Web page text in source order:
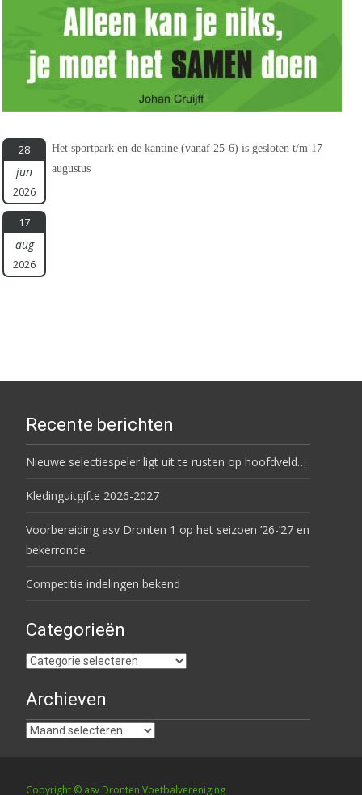
28
jun
2026
17
aug
2026
Het sportpark en de kantine (vanaf 25-6) is gesloten t/m 17
augustus
Recente berichten
Nieuwe selectiespeler ligt uit te rusten op hoofdveld…
Kledinguitgifte 2026-2027
Voorbereiding asv Dronten 1 op het seizoen ’26-’27 en
bekerronde
Competitie indelingen bekend
Categorieën
Categorieën
Archieven
Archieven
Copyright © asv Dronten Voetbalvereniging